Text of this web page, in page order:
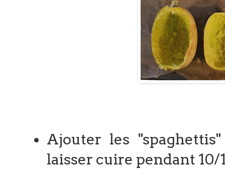
Ajouter les
laisser cuire pendant